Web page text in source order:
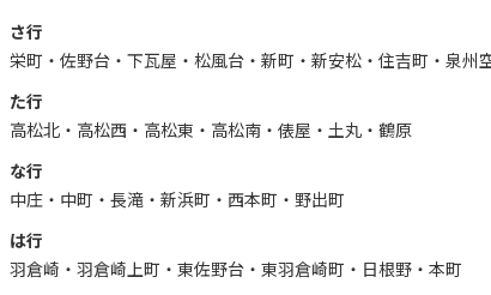
さ行
栄町・佐野台・下瓦屋・松風台・新町・新安松・住吉町・泉州
た行
高松北・高松西・高松東・高松南・俵屋・土丸・鶴原
な行
中庄・中町・長滝・新浜町・西本町・野出町
は行
羽倉崎・羽倉崎上町・東佐野台・東羽倉崎町・日根野・本町